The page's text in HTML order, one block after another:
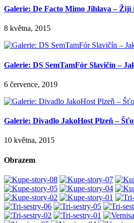
Galerie: De Facto Mimo Jihlava – Žijí
8 května, 2015
Galerie: DS SemTamFór Slavičín –
6 července, 2019
Galerie: Divadlo JakoHost Plzeň –
10 května, 2015
Obrazem